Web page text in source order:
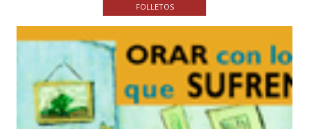
FOLLETOS